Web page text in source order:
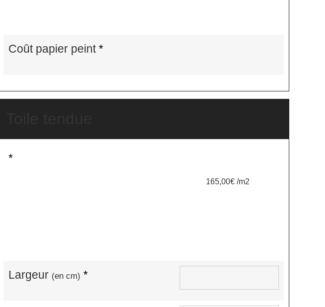
Coût papier peint*
*
165,00€ /m2
Largeur (en cm) *